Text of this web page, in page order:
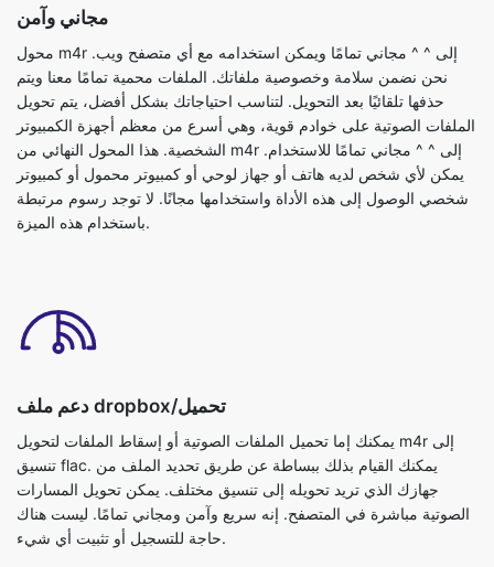
مجاني وآمن
محول m4r إلى ^ ^ مجاني تمامًا ويمكن استخدامه مع أي متصفح ويب.
نحن نضمن سلامة وخصوصية ملفاتك. الملفات محمية تمامًا معنا ويتم
حذفها تلقائيًا بعد التحويل. لتناسب احتياجاتك بشكل أفضل، يتم تحويل
الملفات الصوتية على خوادم قوية، وهي أسرع من معظم أجهزة الكمبيوتر
الشخصية. هذا المحول النهائي من m4r إلى ^ ^ مجاني تمامًا للاستخدام.
يمكن لأي شخص لديه هاتف أو جهاز لوحي أو كمبيوتر محمول أو كمبيوتر
شخصي الوصول إلى هذه الأداة واستخدامها مجانًا. لا توجد رسوم مرتبطة
باستخدام هذه الميزة.
دعم ملف dropbox/تحميل
يمكنك إما تحميل الملفات الصوتية أو إسقاط الملفات لتحويل m4r إلى
تنسيق flac. يمكنك القيام بذلك ببساطة عن طريق تحديد الملف من
جهازك الذي تريد تحويله إلى تنسيق مختلف. يمكن تحويل المسارات
الصوتية مباشرة في المتصفح. إنه سريع وآمن ومجاني تمامًا. ليست هناك
حاجة للتسجيل أو تثبيت أي شيء.